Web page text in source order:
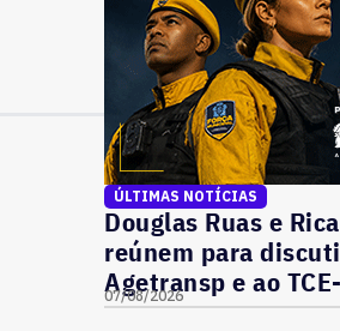
ÚLTIMAS NOTÍCIAS
Douglas Ruas e
reúnem para
Agetransp e ao
07/08/2026